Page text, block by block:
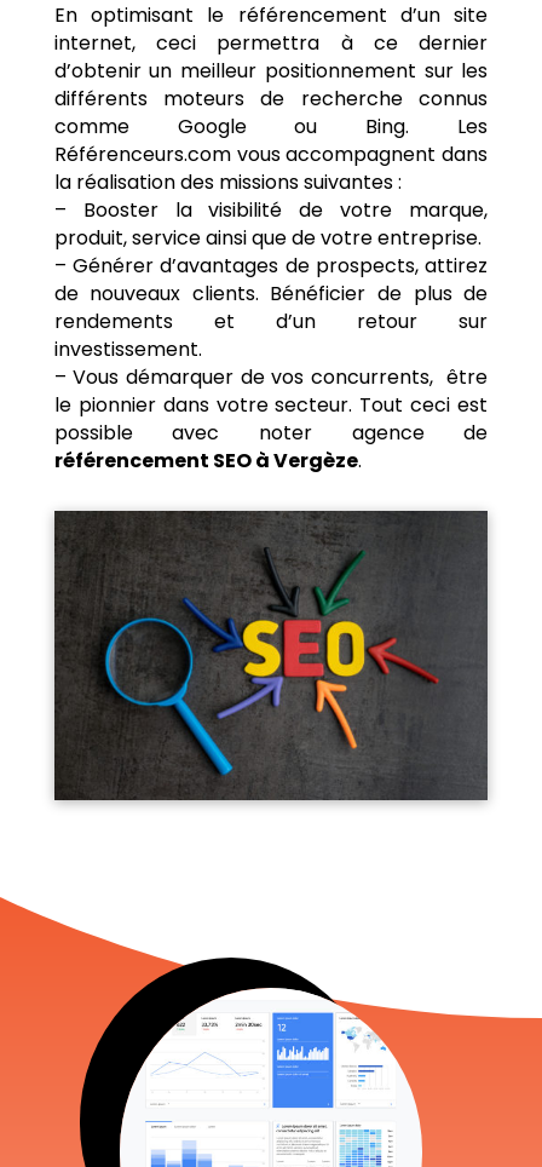
En optimisant le référencement d’un site
internet, ceci permettra à ce dernier
d’obtenir un meilleur positionnement sur les
différents moteurs de recherche connus
comme Google ou Bing. Les
Référenceurs.com vous accompagnent dans
la réalisation des missions suivantes :
– Booster la visibilité de votre marque,
produit, service ainsi que de votre entreprise.
– Générer d’avantages de prospects, attirez
de nouveaux clients. Bénéficier de plus de
rendements et d’un retour sur
investissement.
– Vous démarquer de vos concurrents, être
le pionnier dans votre secteur. Tout ceci est
possible avec noter agence de
référencement SEO à Vergèze.